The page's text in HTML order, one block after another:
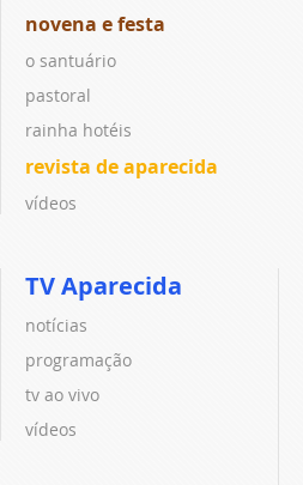
novena e festa
o santuário
pastoral
rainha hotéis
revista de aparecida
vídeos
TV Aparecida
notícias
programação
tv ao vivo
vídeos